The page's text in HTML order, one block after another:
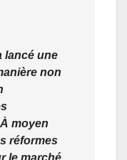
lancé une
non
moyen
réformes